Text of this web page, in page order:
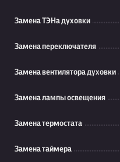
Замена ТЭНа духовки
Замена переключателя
Замена вентилятора духовки
Замена лампы освещения
Замена термостата
Замена таймера